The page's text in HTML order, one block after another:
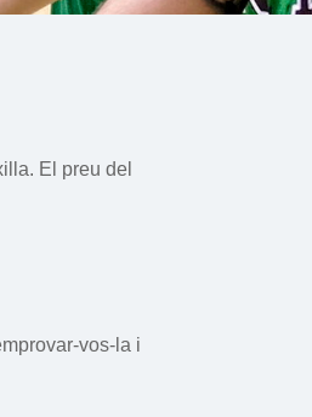
El preu del
vos-la i